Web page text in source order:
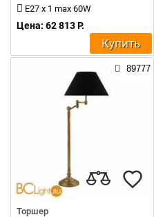
E27 x 1 max 60W
Цена: 62 813 Р.
Купить
89777
Торшер